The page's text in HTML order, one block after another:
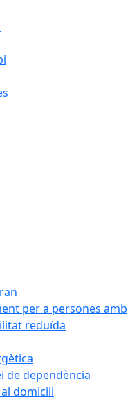
per a persones amb
reduïda
de dependència
domicili